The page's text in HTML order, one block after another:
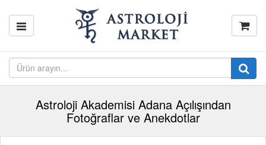
Astroloji Akademisi Adana Açılışından
Fotoğraflar ve Anekdotlar